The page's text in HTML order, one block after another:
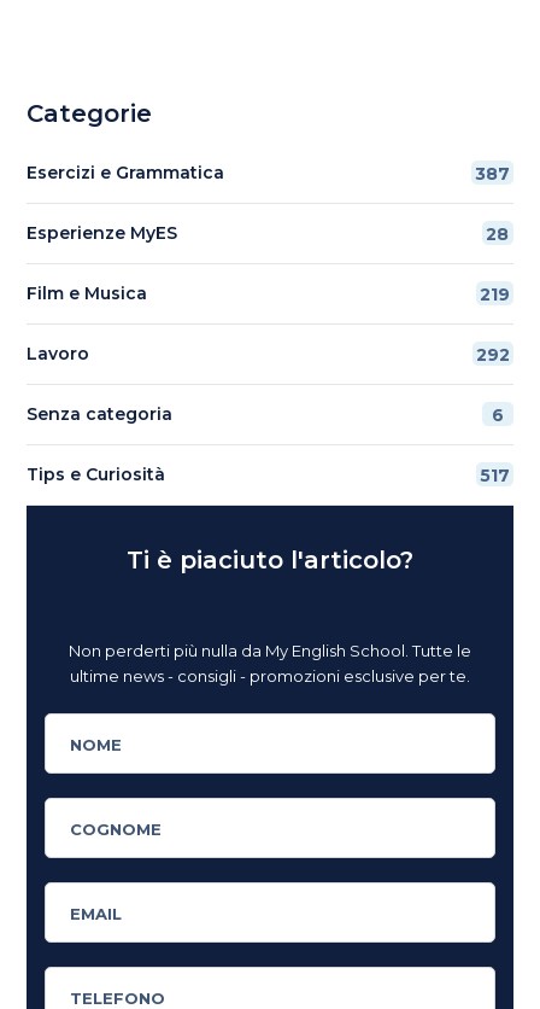
Categorie
Esercizi e Grammatica 387
Esperienze MyES 28
Film e Musica 219
Lavoro 292
Senza categoria 6
Tips e Curiosità 517
Ti è piaciuto l'articolo?
Non perderti più nulla da My English School. Tutte le
ultime news - consigli - promozioni esclusive per te.